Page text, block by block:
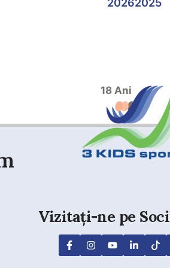
20262025
18 Ani
Vizitați-ne pe